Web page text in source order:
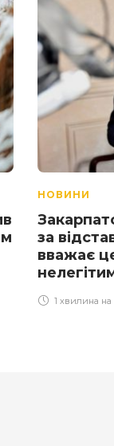
НОВИНИ
за
вважає
1 хвилина